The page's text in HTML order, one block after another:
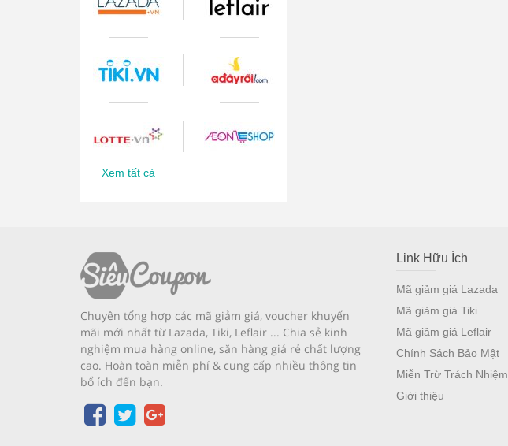
Xem tất cả
Chuyên tổng hợp các mã giảm giá, voucher khuyến
mãi mới nhất từ Lazada, Tiki, Leflair ... Chia sẻ kinh
nghiệm mua hàng online, săn hàng giá rẻ chất lượng
cao. Hoàn toàn miễn phí & cung cấp nhiều thông tin
bổ ích đến bạn.
Link Hữu Ích
Mã giảm giá Lazada
Mã giảm giá Tiki
Mã giảm giá Leflair
Chính Sách Bảo Mật
Miễn Trừ Trách Nhiệm
Giới thiệu